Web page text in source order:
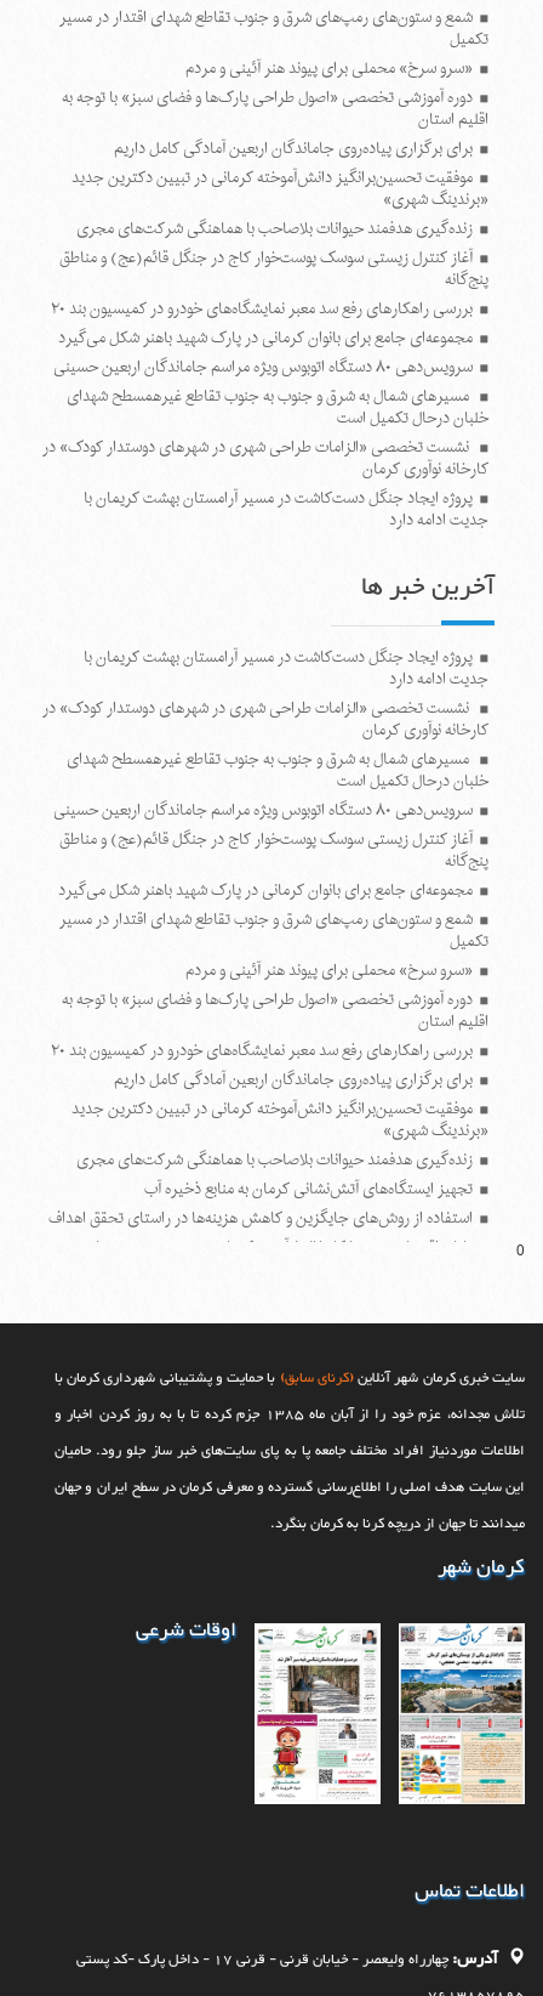
شمع و ستون‌های رمپ‌های شرق و جنوب تقاطع شهدای اقتدار در مسیر
تکمیل
«سرو سرخ» محملی برای پیوند هنر آئینی و مردم
دوره آموزشی تخصصی «اصول طراحی پارک‌ها و فضای سبز» با توجه به
اقلیم استان
برای برگزاری پیاده‌روی جاماندگان اربعین آمادگی کامل داریم
موفقیت تحسین‌برانگیز دانش‌آموخته کرمانی در تبیین دکترین جدید
«برندینگ شهری»
زنده‌گیری هدفمند حیوانات بلاصاحب با هماهنگی شرکت‌های مجری
آغاز کنترل زیستی سوسک پوست‌خوار کاج در جنگل قائم(عج) و مناطق
پنج‌گانه
بررسی راهکارهای رفع سد معبر نمایشگاه‌های خودرو در کمیسیون بند ۲۰
مجموعه‌ای جامع برای بانوان کرمانی در پارک شهید باهنر شکل می‌گیرد
سرویس‌دهی ۸۰ دستگاه اتوبوس ویژه مراسم جاماندگان اربعین حسینی
مسیرهای شمال به شرق و جنوب به جنوب تقاطع غیرهمسطح شهدای
خلبان درحال تکمیل است
نشست تخصصی «الزامات طراحی شهری در شهرهای دوستدار کودک» در
کارخانه نوآوری کرمان
پروژه ایجاد جنگل دست‌کاشت در مسیر آرامستان بهشت کریمان با
جدیت ادامه دارد
آخرین خبر ها
پروژه ایجاد جنگل دست‌کاشت در مسیر آرامستان بهشت کریمان با
جدیت ادامه دارد
نشست تخصصی «الزامات طراحی شهری در شهرهای دوستدار کودک» در
کارخانه نوآوری کرمان
مسیرهای شمال به شرق و جنوب به جنوب تقاطع غیرهمسطح شهدای
خلبان درحال تکمیل است
سرویس‌دهی ۸۰ دستگاه اتوبوس ویژه مراسم جاماندگان اربعین حسینی
آغاز کنترل زیستی سوسک پوست‌خوار کاج در جنگل قائم(عج) و مناطق
پنج‌گانه
مجموعه‌ای جامع برای بانوان کرمانی در پارک شهید باهنر شکل می‌گیرد
شمع و ستون‌های رمپ‌های شرق و جنوب تقاطع شهدای اقتدار در مسیر
تکمیل
«سرو سرخ» محملی برای پیوند هنر آئینی و مردم
دوره آموزشی تخصصی «اصول طراحی پارک‌ها و فضای سبز» با توجه به
اقلیم استان
بررسی راهکارهای رفع سد معبر نمایشگاه‌های خودرو در کمیسیون بند ۲۰
برای برگزاری پیاده‌روی جاماندگان اربعین آمادگی کامل داریم
موفقیت تحسین‌برانگیز دانش‌آموخته کرمانی در تبیین دکترین جدید
«برندینگ شهری»
زنده‌گیری هدفمند حیوانات بلاصاحب با هماهنگی شرکت‌های مجری
تجهیز ایستگاه‌های آتش‌نشانی کرمان به منابع ذخیره آب
استفاده از روش‌های جایگزین و کاهش هزینه‌ها در راستای تحقق اهداف
پایان اقتصاد سنتی با کارخانه نوآوری؛ کرمان در مسیر هوشمندسازی
سومین جلسه کمیسیون ماده هفت شهرداری کرمان در سال‌جاری برگزار
0
سایت خبری کرمان شهر آنلاین(کرنای سابق) با حمایت و پشتیبانی شهرداری کرمان با
تلاش مجدانه، عزم خود را از آبان ماه 1385 جزم کرده تا با به روز کردن اخبار و
اطلاعات موردنیاز افراد مختلف جامعه پا به پای سایت‌های خبر ساز جلو رود. حامیان
این سایت هدف اصلی را اطلاع‌رسانی گسترده و معرفی کرمان در سطح ایران و جهان
می‎‏دانند تا جهان از دریچه کرنا به کرمان بنگرد.
کرمان شهر
اوقات شرعی
اطلاعات تماس
آدرس:
چهارراه وليعصر - خيابان قرنی - قرنی 17 - داخل پارک -کد پستی